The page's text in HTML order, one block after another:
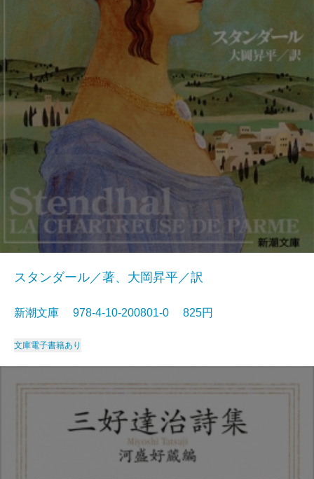
スタンダール／著、大岡昇平／訳
新潮文庫 978-4-10-200801-0 825円
文庫電子書籍あり